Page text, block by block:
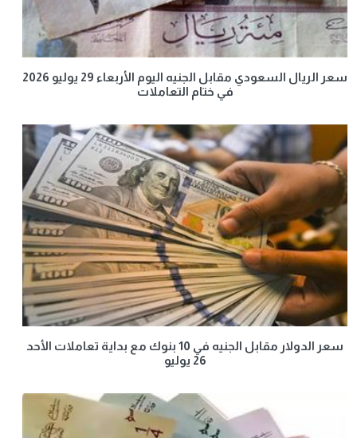
سعر الريال السعودي مقابل الجنيه اليوم الأربعاء 29 يوليو 2026
في ختام التعاملات
سعر الدولار مقابل الجنيه في 10 بنوك مع بداية تعاملات الأحد
26 يوليو